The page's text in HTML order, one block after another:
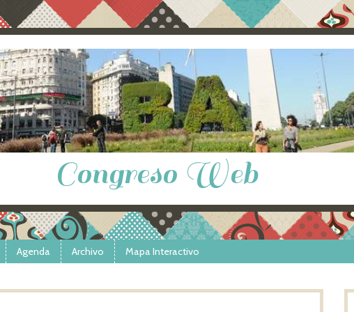
Congreso Web
Agenda Archivo Mapa Interactivo